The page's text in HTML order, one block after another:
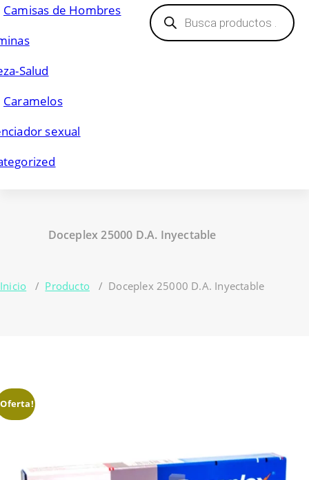
Camisas de Hombres
Salud
Caramelos
sexual
Búsqueda
de
productos
Doceplex 25000 D.A. Inyectable
Inicio / Producto / Doceplex 25000 D.A. Inyectable